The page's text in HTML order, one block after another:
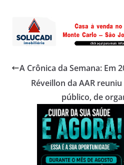
A Crônica da Semana: Em
Réveillon da AAR
público, de